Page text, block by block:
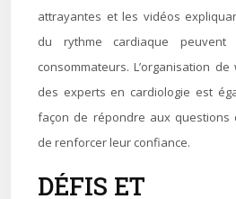
attrayantes et les vidéos
du rythme cardiaque peuvent
consommateurs. L’organisation
des experts en cardiologie est
façon de répondre aux questions
de renforcer leur confiance.
DÉFIS ET